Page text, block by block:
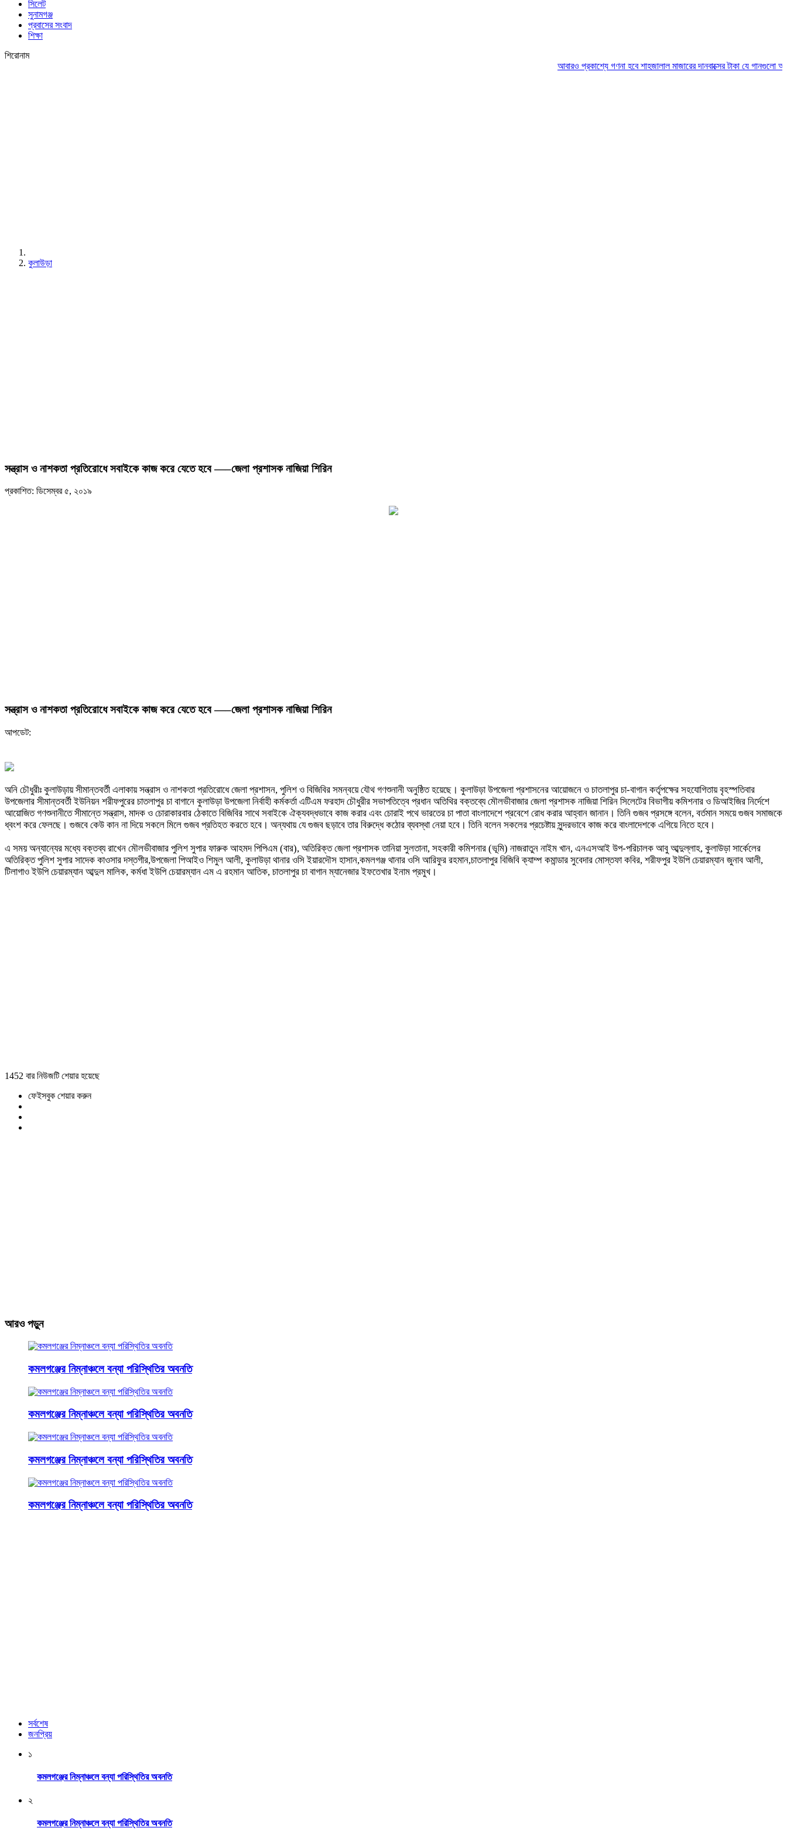
সিলেট
সুনামগঞ্জ
প্রবাসের সংবাদ
শিক্ষা
শিরোনাম
আবারও প্রকাশ্যে গণনা হবে শাহজালাল মাজারের দানবাক্সের টাকাযে গানগুলো আজও ফিরিয়ে
কুলাউড়া
সন্ত্রাস ও নাশকতা প্রতিরোধে সবাইকে কাজ করে যেতে হবে —–জেলা প্রশাসক নাজিয়া শিরিন
প্রকাশিত: ডিসেম্বর ৫, ২০১৯
সন্ত্রাস ও নাশকতা প্রতিরোধে সবাইকে কাজ করে যেতে হবে —–জেলা প্রশাসক নাজিয়া শিরিন
আপডেট:
অনি চৌধুরীঃ কুলাউড়ায় সীমান্তবর্তী এলাকায় সন্ত্রাস ও নাশকতা প্রতিরোধে জেলা প্রশাসন, পুলিশ ও বিজিবির সমন্বয়ে যৌথ গণশুনানী অনুষ্ঠিত হয়েছে। কুলাউড়া উপজেলা প্রশাসনের আয়োজনে ও চাতলাপুর চা-বাগান কর্তৃপক্ষের সহযোগিতায় বৃহস্পতিবার
উপজেলার সীমান্তবর্তী ইউনিয়ন শরীফপুরের চাতলাপুর চা বাগানে কুলাউড়া উপজেলা নির্বাহী কর্মকর্তা এটিএম ফরহাদ চৌধুরীর সভাপতিত্বে প্রধান অতিথির বক্তব্যে মৌলভীবাজার জেলা প্রশাসক নাজিয়া শিরিন সিলেটের বিভাগীয় কমিশনার ও ডিআইজির নির্দেশে
আয়োজিত গণশুনানীতে সীমান্তে সন্ত্রাস, মাদক ও চোরাকারবার ঠেকাতে বিজিবির সাথে সবাইকে ঐক্যবদ্ধভাবে কাজ করার এবং চোরাই পথে ভারতের চা পাতা বাংলাদেশে প্রবেশে রোধ করার আহ্বান জানান। তিনি গুজব প্রসঙ্গে বলেন, বর্তমান সময়ে গুজব সমাজকে
ধ্বংশ করে ফেলছে। গুজবে কেউ কান না দিয়ে সকলে মিলে গুজব প্রতিহত করতে হবে। অন্যথায় যে গুজব ছড়াবে তার বিরুদ্ধে কঠোর ব্যবস্থা নেয়া হবে। তিনি বলেন সকলের প্রচেষ্টায় সুন্দরভাবে কাজ করে বাংলাদেশকে এগিয়ে নিতে হবে।
এ সময় অন্যান্যের মধ্যে বক্তব্য রাখেন মৌলভীবাজার পুলিশ সুপার ফারুক আহমদ পিপিএম (বার), অতিরিক্ত জেলা প্রশাসক তানিয়া সুলতানা, সহকারী কমিশনার (ভূমি) নাজরাতুন নাইম খান, এনএসআই উপ-পরিচালক আবু আব্দুল্লাহ, কুলাউড়া সার্কেলের
অতিরিক্ত পুলিশ সুপার সাদেক কাওসার দস্তগীর,উপজেলা পিআইও শিমুল আলী, কুলাউড়া থানার ওসি ইয়ারদৌস হাসান,কমলগঞ্জ থানার ওসি আরিফুর রহমান,চাতলাপুর বিজিবি ক্যাম্প কমান্ডার সুবেদার মোস্তফা কবির, শরীফপুর ইউপি চেয়ারম্যান জুনাব আলী,
টিলাগাও ইউপি চেয়ারম্যান আব্দুল মালিক, কর্মধা ইউপি চেয়ারম্যান এম এ রহমান আতিক, চাতলাপুর চা বাগান ম্যানেজার ইফতেখার ইনাম প্রমুখ।
1452 বার নিউজটি শেয়ার হয়েছে
ফেইসবুক শেয়ার করুন
আরও পড়ুন
কমলগঞ্জের নিম্নাঞ্চলে বন্যা পরিস্থিতির অবনতি
কমলগঞ্জের নিম্নাঞ্চলে বন্যা পরিস্থিতির অবনতি
কমলগঞ্জের নিম্নাঞ্চলে বন্যা পরিস্থিতির অবনতি
কমলগঞ্জের নিম্নাঞ্চলে বন্যা পরিস্থিতির অবনতি
সর্বশেষ
জনপ্রিয়
১
কমলগঞ্জের নিম্নাঞ্চলে বন্যা পরিস্থিতির অবনতি
২
কমলগঞ্জের নিম্নাঞ্চলে বন্যা পরিস্থিতির অবনতি